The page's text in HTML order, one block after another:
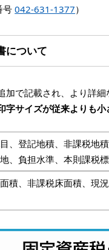
号042-631-1377）
について
加で記載され、より詳細
字サイズが従来よりも小
、登記地積、非課税地
、負担水準、本則課税
積、非課税床面積、現